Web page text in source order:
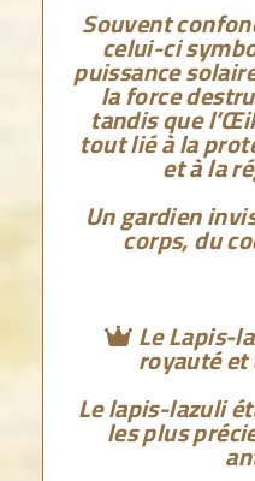
Souvent
celui-ci
puissance
la force
tandis que
tout lié à la
et à la
Un gardien
corps, du
 Le Lapis-
royauté
Le lapis-lazuli
les plus